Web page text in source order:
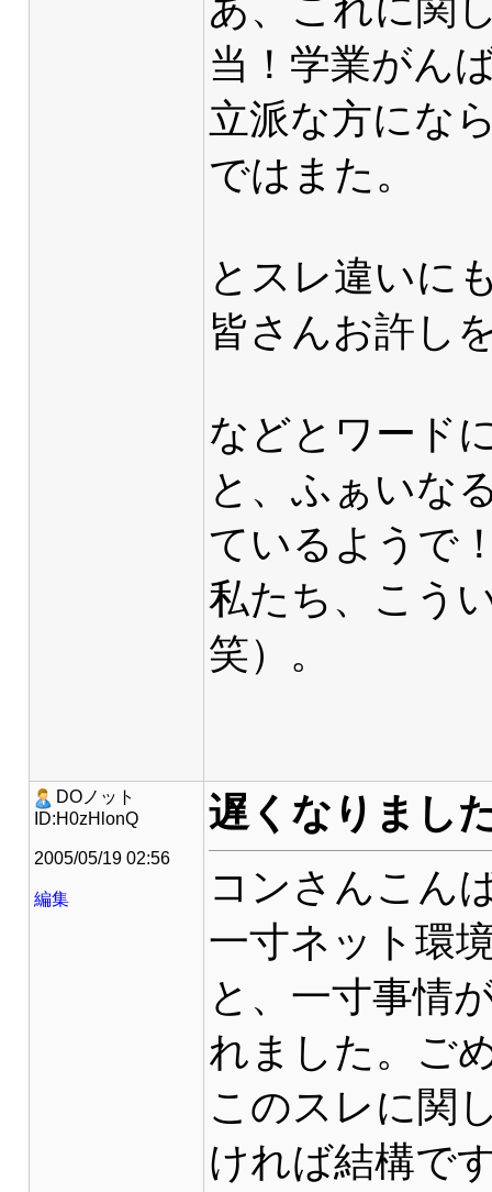
当！学業がん
立派な方にな
ではまた。
とスレ違いに
皆さんお許し
などとワード
と、ふぁいな
ているようで
私たち、こう
笑）。
DOノット
ID:H0zHlonQ
2005/05/19 02:56
編集
遅くなりまし
コンさんこん
一寸ネット環
と、一寸事情
れました。ご
このスレに関
ければ結構で